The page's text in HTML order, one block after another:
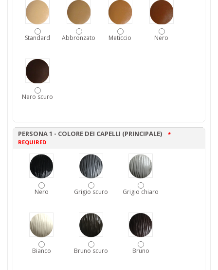
Standard Abbronzato Meticcio Nero
Nero scuro
PERSONA 1 - COLORE DEI CAPELLI (PRINCIPALE) *
REQUIRED
Nero Grigio scuro Grigio chiaro
Bianco Bruno scuro Bruno